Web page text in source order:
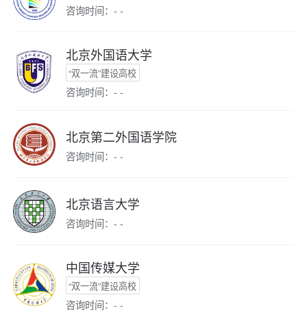
咨询时间：- -
北京外国语大学
“双一流”建设高校
咨询时间：- -
北京第二外国语学院
咨询时间：- -
北京语言大学
咨询时间：- -
中国传媒大学
“双一流”建设高校
咨询时间：- -